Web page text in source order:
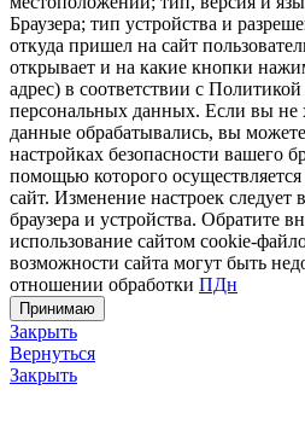
Браузера; тип устройства и
откуда пришел на сайт
открывает и на какие кнопки
адрес) в соответствии с
персональных данных. Если вы не
данные обрабатывались, вы
настройках безопасности вашего
помощью которого
сайт. Изменение настроек
браузера и устройства. Обратите
использование сайтом cookie-
возможности сайта могут быть
отношении обработки ПДн
Принимаю
Закрыть
Вернуться
Закрыть